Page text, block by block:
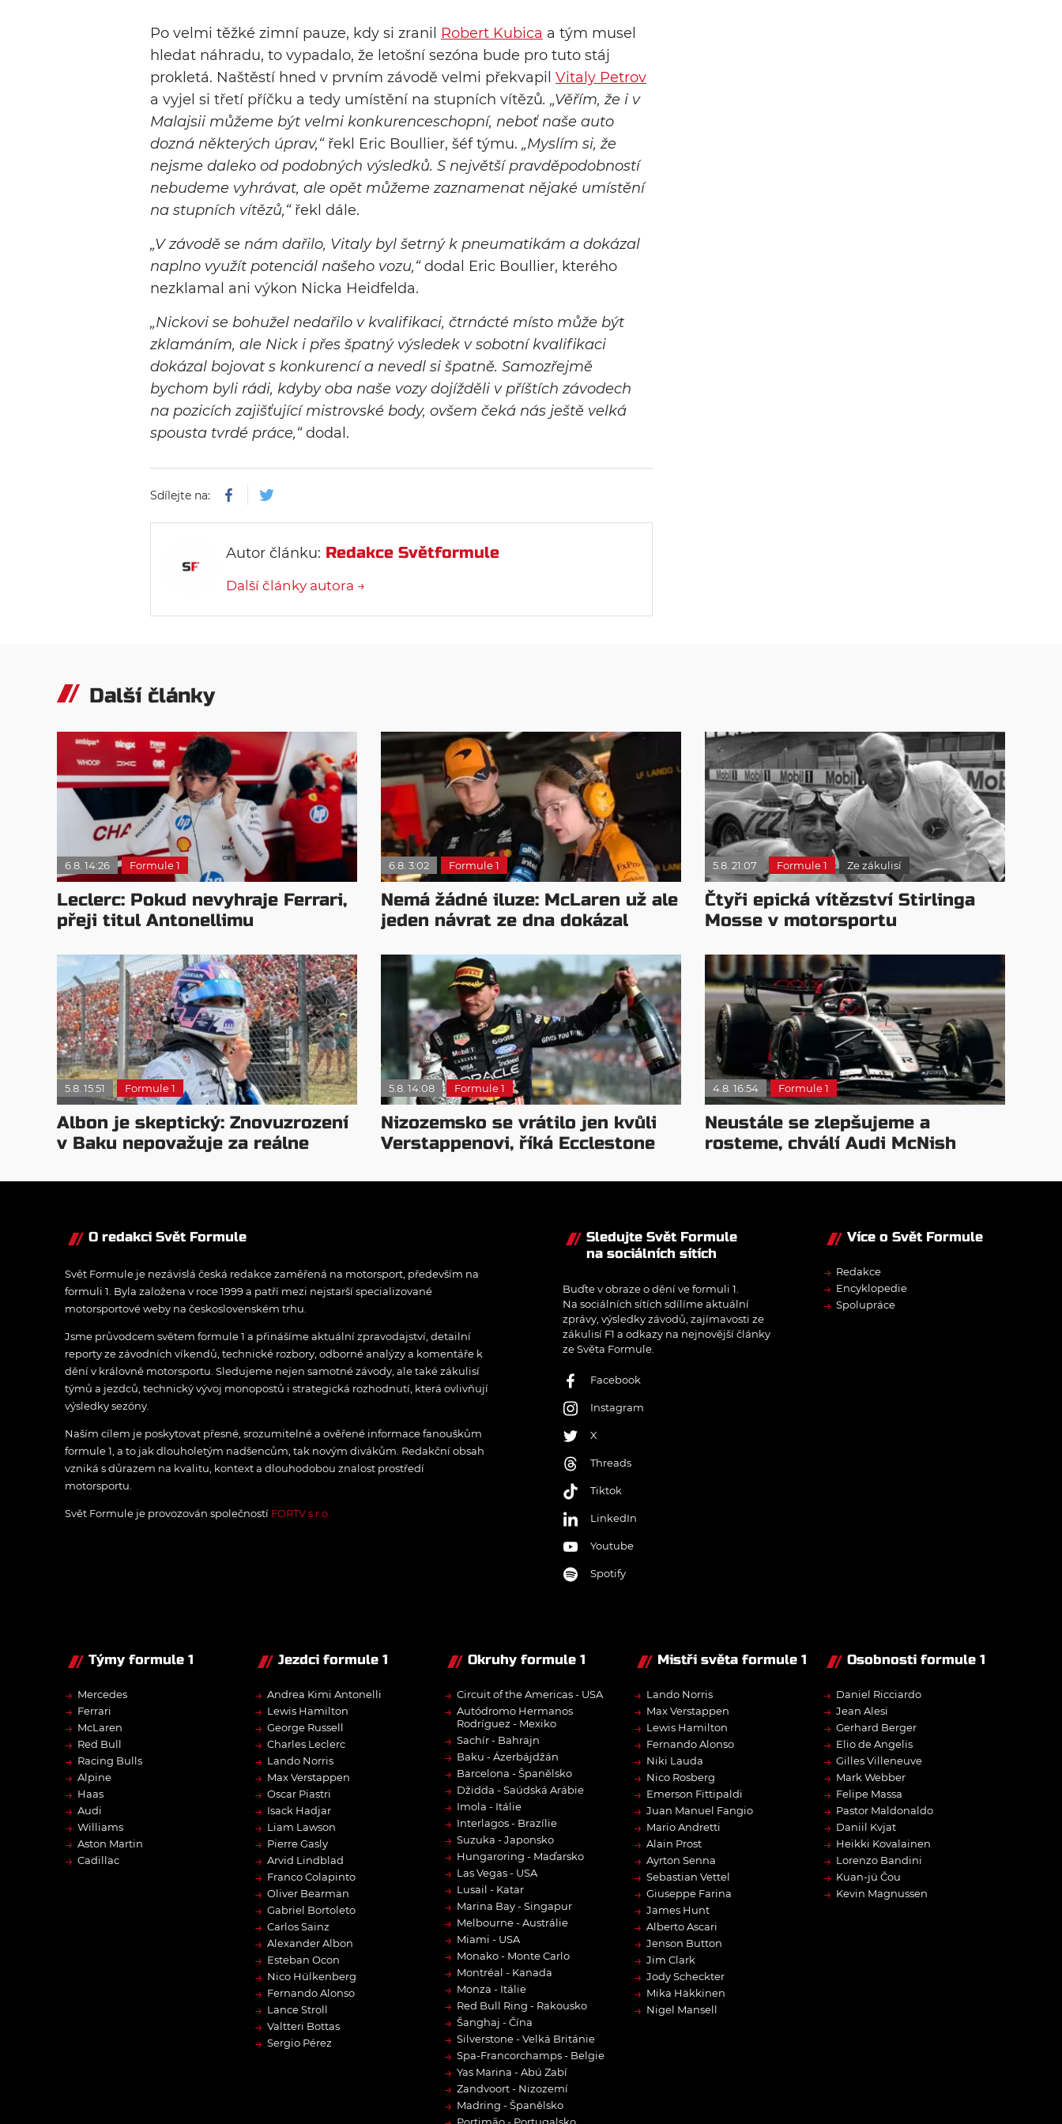
Po velmi těžké zimní pauze, kdy si zranil Robert Kubica a tým musel
hledat náhradu, to vypadalo, že letošní sezóna bude pro tuto stáj
prokletá. Naštěstí hned v prvním závodě velmi překvapil Vitaly Petrov
a vyjel si třetí příčku a tedy umístění na stupních vítězů. „Věřím, že i v
Malajsii můžeme být velmi konkurenceschopní, neboť naše auto
dozná některých úprav,“řekl Eric Boullier, šéf týmu. „Myslím si, že
nejsme daleko od podobných výsledků. S největší pravděpodobností
nebudeme vyhrávat, ale opět můžeme zaznamenat nějaké umístění
na stupních vítězů,“řekl dále.
„V závodě se nám dařilo, Vitaly byl šetrný k pneumatikám a dokázal
naplno využít potenciál našeho vozu,“dodal Eric Boullier, kterého
nezklamal ani výkon Nicka Heidfelda.
„Nickovi se bohužel nedařilo v kvalifikaci, čtrnácté místo může být
zklamáním, ale Nick i přes špatný výsledek v sobotní kvalifikaci
dokázal bojovat s konkurencí a nevedl si špatně. Samozřejmě
bychom byli rádi, kdyby oba naše vozy dojížděli v příštích závodech
na pozicích zajišťující mistrovské body, ovšem čeká nás ještě velká
spousta tvrdé práce,“dodal.
Sdílejte na:
Autor článku: Redakce Světformule
Další články autora →
Další články
6.8. 14:26 Formule 1
Leclerc: Pokud nevyhraje Ferrari,
přeji titul Antonellimu
6.8. 3:02 Formule 1
Nemá žádné iluze: McLaren už ale
jeden návrat ze dna dokázal
5.8. 21:07 Formule 1 Ze zákulisí
Čtyři epická vítězství Stirlinga
Mosse v motorsportu
5.8. 15:51 Formule 1
Albon je skeptický: Znovuzrození
v Baku nepovažuje za reálne
5.8. 14:08 Formule 1
Nizozemsko se vrátilo jen kvůli
Verstappenovi, říká Ecclestone
4.8. 16:54 Formule 1
Neustále se zlepšujeme a
rosteme, chválí Audi McNish
O redakci Svět Formule
Svět Formule je nezávislá česká redakce zaměřená na motorsport, především na
formuli 1. Byla založena v roce 1999 a patří mezi nejstarší specializované
motorsportové weby na československém trhu.
Jsme průvodcem světem formule 1 a přinášíme aktuální zpravodajství, detailní
reporty ze závodních víkendů, technické rozbory, odborné analýzy a komentáře k
dění v královně motorsportu. Sledujeme nejen samotné závody, ale také zákulisí
týmů a jezdců, technický vývoj monopostů i strategická rozhodnutí, která ovlivňují
výsledky sezóny.
Naším cílem je poskytovat přesné, srozumitelné a ověřené informace fanouškům
formule 1, a to jak dlouholetým nadšencům, tak novým divákům. Redakční obsah
vzniká s důrazem na kvalitu, kontext a dlouhodobou znalost prostředí
motorsportu.
Svět Formule je provozován společností FORTV s.r.o.
Sledujte Svět Formule
na sociálních sítích
Buďte v obraze o dění ve formuli 1.
Na sociálních sítích sdílíme aktuální
zprávy, výsledky závodů, zajímavosti ze
zákulisí F1 a odkazy na nejnovější články
ze Světa Formule.
Facebook
Instagram
X
Threads
Tiktok
LinkedIn
Youtube
Spotify
Více o Svět Formule
→ Redakce
→ Encyklopedie
→ Spolupráce
Týmy formule 1
→ Mercedes
→ Ferrari
→ McLaren
→ Red Bull
→ Racing Bulls
→ Alpine
→ Haas
→ Audi
→ Williams
→ Aston Martin
→ Cadillac
Jezdci formule 1
→ Andrea Kimi Antonelli
→ Lewis Hamilton
→ George Russell
→ Charles Leclerc
→ Lando Norris
→ Max Verstappen
→ Oscar Piastri
→ Isack Hadjar
→ Liam Lawson
→ Pierre Gasly
→ Arvid Lindblad
→ Franco Colapinto
→ Oliver Bearman
→ Gabriel Bortoleto
→ Carlos Sainz
→ Alexander Albon
→ Esteban Ocon
→ Nico Hülkenberg
→ Fernando Alonso
→ Lance Stroll
→ Valtteri Bottas
→ Sergio Pérez
Okruhy formule 1
→ Circuit of the Americas - USA
→ Autódromo Hermanos
Rodríguez - Mexiko
→ Sachír - Bahrajn
→ Baku - Ázerbájdžán
→ Barcelona - Španělsko
→ Džidda - Saúdská Arábie
→ Imola - Itálie
→ Interlagos - Brazílie
→ Suzuka - Japonsko
→ Hungaroring - Maďarsko
→ Las Vegas - USA
→ Lusail - Katar
→ Marina Bay - Singapur
→ Melbourne - Austrálie
→ Miami - USA
→ Monako - Monte Carlo
→ Montréal - Kanada
→ Monza - Itálie
→ Red Bull Ring - Rakousko
→ Šanghaj - Čína
→ Silverstone - Velká Británie
→ Spa-Francorchamps - Belgie
→ Yas Marina - Abú Zabí
→ Zandvoort - Nizozemí
→ Madring - Španělsko
Mistři světa formule 1
→ Lando Norris
→ Max Verstappen
→ Lewis Hamilton
→ Fernando Alonso
→ Niki Lauda
→ Nico Rosberg
→ Emerson Fittipaldi
→ Juan Manuel Fangio
→ Mario Andretti
→ Alain Prost
→ Ayrton Senna
→ Sebastian Vettel
→ Giuseppe Farina
→ James Hunt
→ Alberto Ascari
→ Jenson Button
→ Jim Clark
→ Jody Scheckter
→ Mika Häkkinen
→ Nigel Mansell
Osobnosti formule 1
→ Daniel Ricciardo
→ Jean Alesi
→ Gerhard Berger
→ Elio de Angelis
→ Gilles Villeneuve
→ Mark Webber
→ Felipe Massa
→ Pastor Maldonaldo
→ Daniil Kvjat
→ Heikki Kovalainen
→ Lorenzo Bandini
→ Kuan-jü Čou
→ Kevin Magnussen